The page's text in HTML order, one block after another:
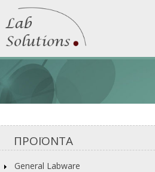
ΠΡΟΪΟΝΤΑ
General Labware